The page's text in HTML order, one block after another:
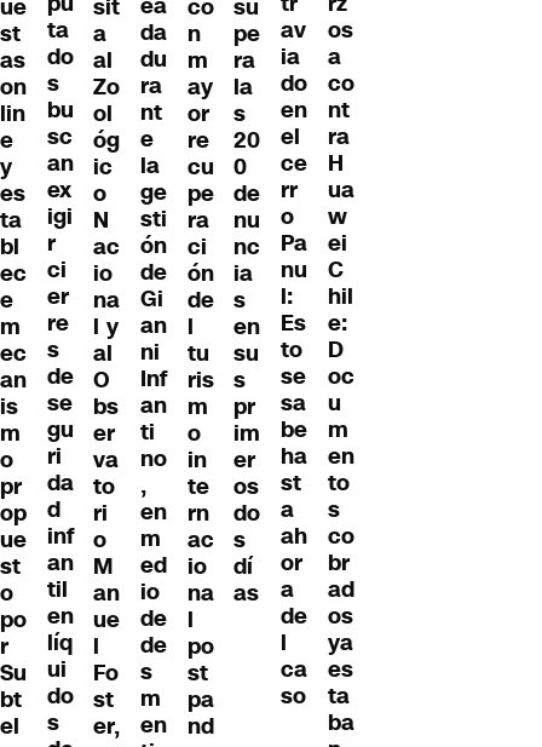
ue
st
as
on
lin
e
y
es
ta
bl
ec
e
m
ec
an
is
m
o
pr
op
ue
st
o
po
r
Su
bt
el
ta
do
s
bu
sc
an
ex
igi
r
ci
er
re
s
de
se
gu
ri
da
d
inf
an
til
en
líq
ui
do
s
sit
a
al
Zo
ol
óg
ic
o
N
ac
io
na
l y
al
O
bs
er
va
to
ri
o
M
an
ue
l
Fo
st
er,
da
du
ra
nt
e
la
ge
sti
ón
de
Gi
an
ni
Inf
an
ti
no
,
en
m
ed
io
de
de
s
m
en
co
n
m
ay
or
re
cu
pe
ra
ci
ón
de
l
tu
ris
m
o
in
te
rn
ac
io
na
l
po
st
pa
nd
su
pe
ra
la
s
20
0
de
nu
nc
ia
s
en
su
s
pr
im
er
os
do
s
dí
as
av
ia
do
en
el
ce
rr
o
Pa
nu
l:
Es
to
se
sa
be
ha
st
a
ah
or
a
de
l
ca
so
os
a
co
nt
ra
H
ua
w
ei
C
hil
e:
D
oc
u
m
en
to
s
co
br
ad
os
ya
es
ta
ba